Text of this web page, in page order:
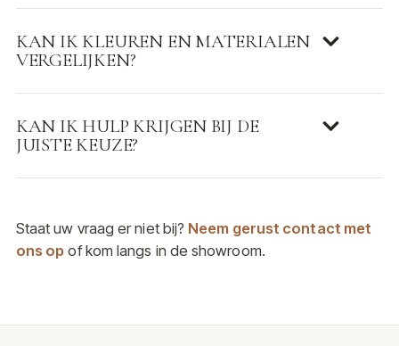
KAN IK KLEUREN EN MATERIALEN
VERGELIJKEN?
KAN IK HULP KRIJGEN BIJ DE
JUISTE KEUZE?
Staat uw vraag er niet bij? Neem gerust contact met
ons op of kom langs in de showroom.